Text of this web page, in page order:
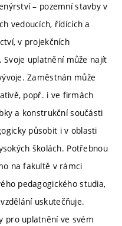
– pozemní stavby v
vedoucích, řídících a
v projekčních
uplatnění může najít
Zaměstnán může
popř. i ve firmách
a konstrukční součásti
působit i v oblasti
školách. Potřebnou
na fakultě v rámci
pedagogického studia,
uskutečňuje.
pro uplatnění ve svém